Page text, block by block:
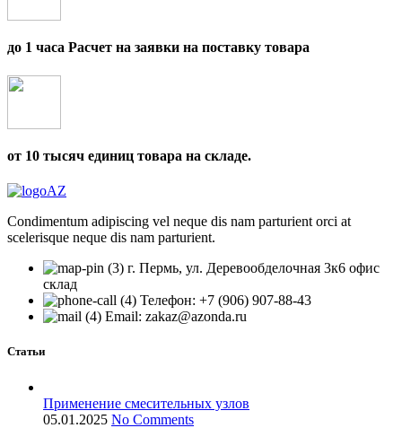
до 1 часа Расчет на заявки на поставку товара
от 10 тысяч единиц товара на складе.
Condimentum adipiscing vel neque dis nam parturient orci at
scelerisque neque dis nam parturient.
г. Пермь, ул. Деревообделочная 3к6 офис
склад
Телефон: +7 (906) 907-88-43
Email: zakaz@azonda.ru
Статьи
Применение смесительных узлов
05.01.2025 No Comments